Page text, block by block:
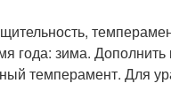
года: зима.
темперамент. Для